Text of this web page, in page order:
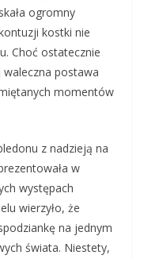
ogromny
kostki nie
Choć ostatecznie
waleczna postawa
momentów
z nadzieją na
w
występach
wierzyło, że
na jednym
świata. Niestety,